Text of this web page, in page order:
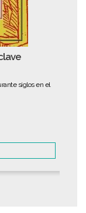
siglos en el